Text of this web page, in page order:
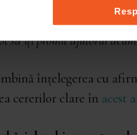
îngrijorat în legătură cu
să îți promit ajutorul
înțelegerea cu
cererilor clare în acest